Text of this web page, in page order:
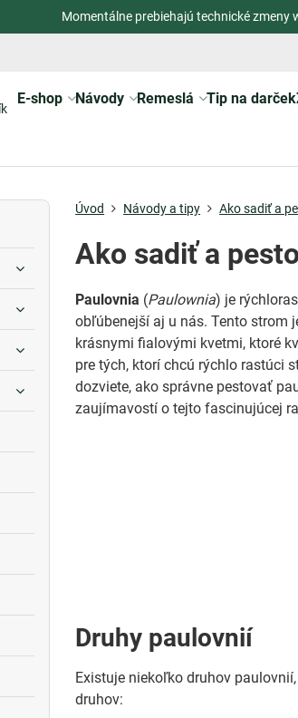
Momentálne prebiehajú technické zmeny
E-shop Návody Remeslá Tip na darček
Úvod Návody a tipy Ako sadiť a
Ako sadiť a
Paulovnia (Paulownia) je
obľúbenejší aj u nás. Tento strom
krásnymi fialovými kvetmi, ktoré
pre tých, ktorí chcú rýchlo rastúci
dozviete, ako správne pestovať
zaujímavostí o tejto fascinujúcej
Druhy paulovnií
Existuje niekoľko druhov
druhov: